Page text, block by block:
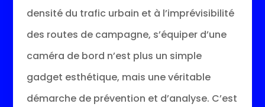
densité du trafic urbain et à l’imprévisibilité
des routes de campagne, s’équiper d’une
caméra de bord n’est plus un simple
gadget esthétique, mais une véritable
démarche de prévention et d’analyse. C’est